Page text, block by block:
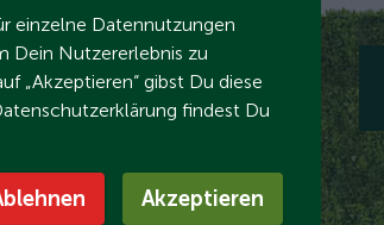
einzelne Datennutzungen
Dein Nutzererlebnis zu
„Akzeptieren“ gibst Du diese
findest Du
Akzeptieren